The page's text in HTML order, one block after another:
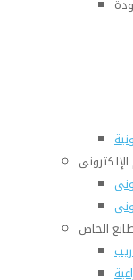
الخاص